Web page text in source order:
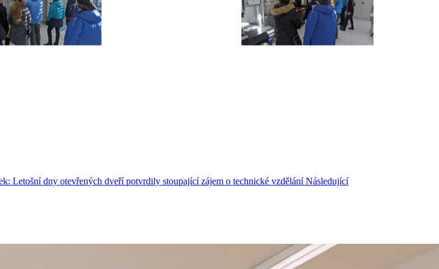
Letošní dny otevřených dveří potvrdily stoupající zájem o technické vzděláníNásledující